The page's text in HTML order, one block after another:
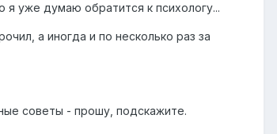
я уже думаю обратится к психологу...
а иногда и по несколько раз за
советы - прошу, подскажите.